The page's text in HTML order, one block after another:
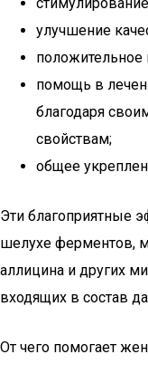
улучшение
положительное
помощь в
благодаря
свойствам;
общее
Эти благоприятные
шелухе ферментов,
аллицина и других
входящих в состав
От чего помогает